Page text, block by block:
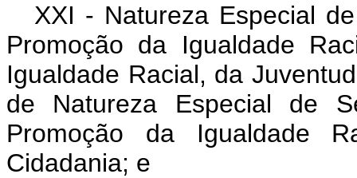
XXI - Natureza Especial
Promoção da Igualdade
Igualdade Racial, da
de Natureza Especial de
Promoção da Igualdade
Cidadania; e